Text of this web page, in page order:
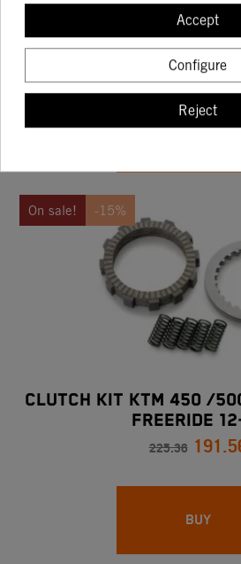
KTM CLUTCH KIT 85/
156.76 133.24
On sale! -15%
CLUTCH KIT KTM 450 /
FREERIDE
225.36
BUY
Accept
Configure
Reject